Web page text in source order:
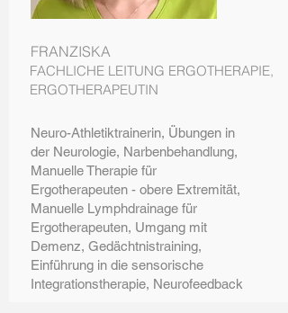
FRANZISKA
FACHLICHE LEITUNG ERGOTHERAPIE,
ERGOTHERAPEUTIN
Neuro-Athletiktrainerin, Übungen in
der Neurologie, Narbenbehandlung,
Manuelle Therapie für
Ergotherapeuten - obere Extremität,
Manuelle Lymphdrainage für
Ergotherapeuten, Umgang mit
Demenz, Gedächtnistraining,
Einführung in die sensorische
Integrationstherapie, Neurofeedback